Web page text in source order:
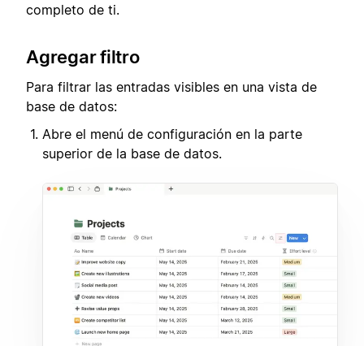
completo de ti.
Agregar filtro
Para filtrar las entradas visibles en una vista de
base de datos:
Abre el menú de configuración en la parte
superior de la base de datos.